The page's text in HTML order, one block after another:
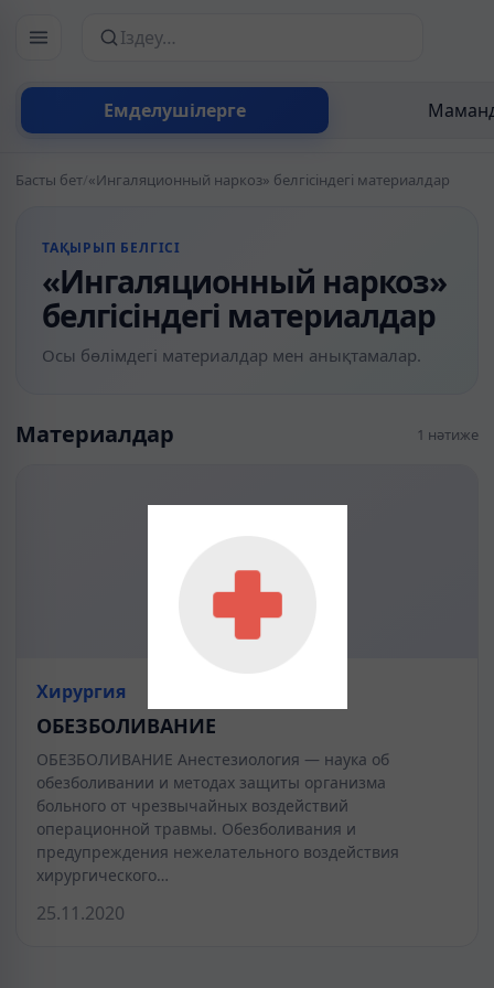
Емделушілерге
Сайттан іздеу
Басты бет/«Ингаляционный наркоз» белгісіндегі материалдар
ТАҚЫРЫП БЕЛГІСІ
«Ингаляционный наркоз»
белгісіндегі материалдар
Осы бөлімдегі материалдар мен анықтамалар.
Материалдар 1 нәтиже
Хирургия
ОБЕЗБОЛИВАНИЕ
ОБЕЗБОЛИВАНИЕ Анестезиология — наука об
обезболивании и методах защиты организма
больного от чрезвычайных воздействий
операционной травмы. Обезболивания и
предупреждения нежелательного воздействия
хирургического…
25.11.2020